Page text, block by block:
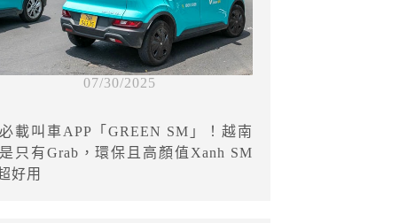
07/30/2025
載叫車APP「GREEN SM」！越南
只有Grab，環保且高顏值Xanh SM
好用